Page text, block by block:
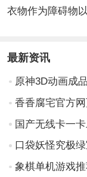
衣物作为障碍物以
最新资讯
原神3D动画成
香香腐宅官方
国产无线卡一
口袋妖怪究极